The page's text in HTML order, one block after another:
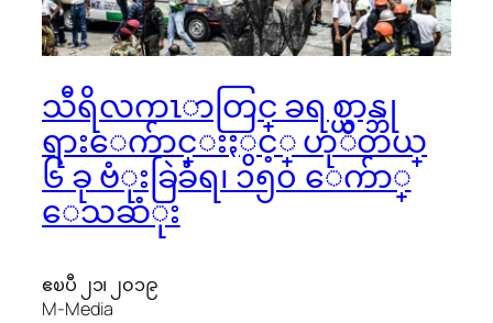
သီရိလကၤာတြင္ ခရစ္ယာန္ဘု
ရားေက်ာင္းႏွင့္ ဟုိတယ္
၆ ခု ဗံုးခြဲခံရ၊ ၁၅၀ ေက်ာ္
ေသဆံုး
ဧၿပီ ၂၁၊ ၂၀၁၉
M-Media